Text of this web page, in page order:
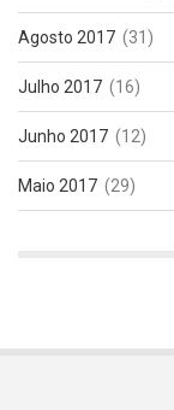
Agosto 2017 (31)
Julho 2017 (16)
Junho 2017 (12)
Maio 2017 (29)